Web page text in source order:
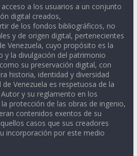
a los usuarios a un conjunto
digital creados,
de los fondos bibliográficos, no
y de origen digital, pertenecientes
Venezuela, cuyo propósito es la
y la divulgación del patrimonio
su preservación digital, con
historia, identidad y diversidad
Venezuela es respetuosa de la
y su reglamento en los
protección de las obras de ingenio,
contenidos exentos de su
casos que sus creadores
incorporación por este medio